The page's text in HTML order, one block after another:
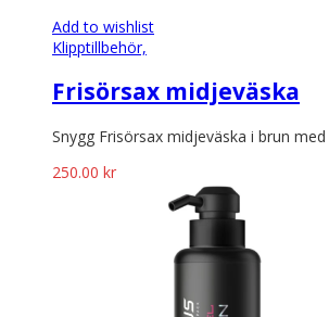
Add to wishlist
Klipptillbehör,
Frisörsax midjeväska
Snygg Frisörsax midjeväska i brun
250.00 kr